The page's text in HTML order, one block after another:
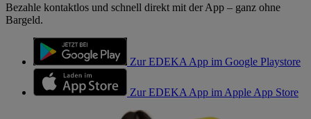
Bezahle kontaktlos und schnell direkt mit der App – ganz ohne
Bargeld.
Zur EDEKA App im Google Playstore
Zur EDEKA App im Apple App Store